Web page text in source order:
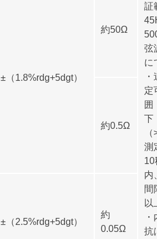
±（1.8%rdg+5dgt）
約50Ω
証
弦
に
定
囲
下
測
10
内
間
以
抗
約0.5Ω
±（2.5%rdg+5dgt）
約
0.05Ω